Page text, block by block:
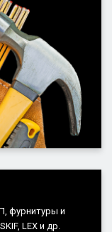
фурнитуры и
LEX и др.